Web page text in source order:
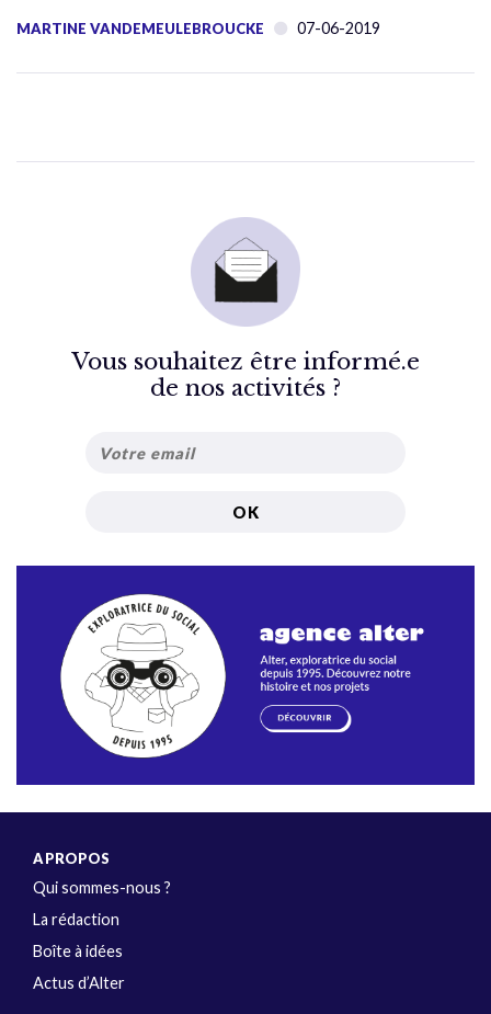
MARTINE VANDEMEULEBROUCKE 07-06-2019
Vous souhaitez être informé.e
de nos activités ?
A PROPOS
Qui sommes-nous ?
La rédaction
Boîte à idées
Actus d’Alter